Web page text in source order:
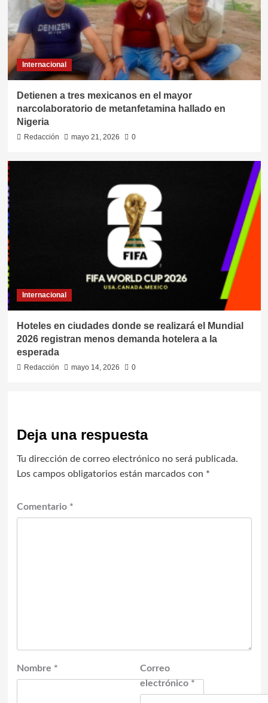
Internacional
Detienen a tres mexicanos en el mayor
narcolaboratorio de metanfetamina hallado en
Nigeria
Redacción mayo 21, 2026 0
Internacional
Hoteles en ciudades donde se realizará el Mundial
2026 registran menos demanda hotelera a la
esperada
Redacción mayo 14, 2026 0
Deja una respuesta
Tu dirección de correo electrónico no será publicada.
Los campos obligatorios están marcados con *
Comentario *
Nombre *
Correo
electrónico*